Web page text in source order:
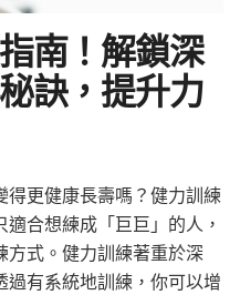
南！解鎖深
訣，提升力
更健康長壽嗎？健力訓練
合想練成「巨巨」的人，
方式。健力訓練著重於深
有系統地訓練，你可以增